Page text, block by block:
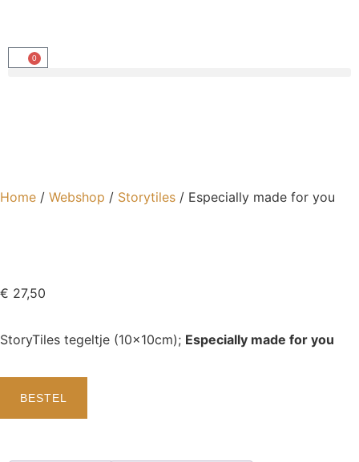
0
Home / Webshop / Storytiles / Especially made for you
€ 27,50
StoryTiles tegeltje (10x10cm); Especially made for you
BESTEL